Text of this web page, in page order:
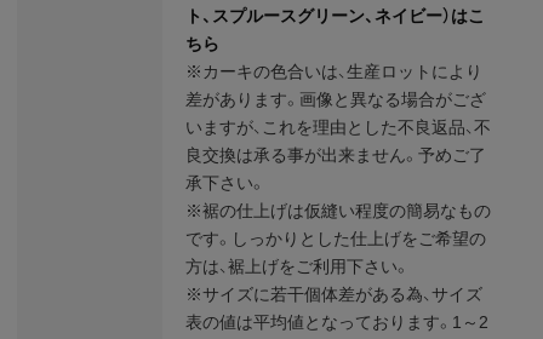
ト、スプルースグリーン、ネイビー）はこ
ちら
※カーキの色合いは、生産ロットにより
差があります。画像と異なる場合がござ
いますが、これを理由とした不良返品、不
良交換は承る事が出来ません。予めご了
承下さい。
※裾の仕上げは仮縫い程度の簡易なもの
です。しっかりとした仕上げをご希望の
方は、裾上げをご利用下さい。
※サイズに若干個体差がある為、サイズ
表の値は平均値となっております。1～2